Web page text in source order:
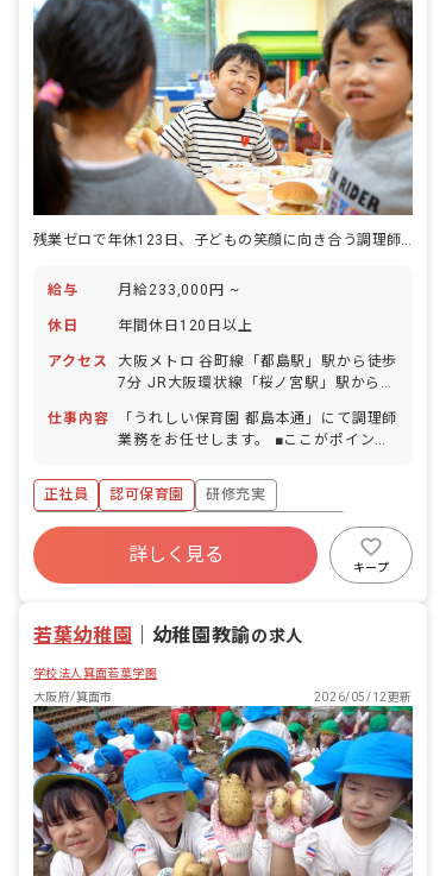
給与 月給233,000円 ~
休日 年間休日120日以上
アクセス
大阪メトロ 谷町線「都島駅」駅から徒歩
7分 JR大阪環状線「桜ノ宮駅」駅から徒
スペース完備）
仕事内容
「うれしい保育園 都島本通」にて調理師
業務をお任せします。 ■ここがポイン
い保育園では、ケア21の「日本のヘルス
ケア産業のリーダー企業を目指す」とい
う経営理念の下、他園にはないような食
育活動に力を入れて取り組んでおり、魚
の解体ショーや、絵本を題材にしたクッ
キング、卒園を迎える園児に1月分の献
り組んでおります。栄養士だけではな
動にも従事していただき、子どもの反応
をダイレクトに感じることができます。
また、可能な限り国産食材にこだわり、
日本の食文化を中心とした暖かみのある
給食を提供しています。おいしい・たの
しい・うれしい給食を子どもたちに届け
るため、ぜひお力を貸してください！
正社員 認可保育園
研修充実
ボーナス・賞与あり
年間休日120日以上
社会保険完備
有給
福利厚生充実
詳しく見る
キープ
若葉幼稚園 幼稚園教諭の求人
学校法人箕面若葉学園
大阪府/箕面市
2026/05/12更新